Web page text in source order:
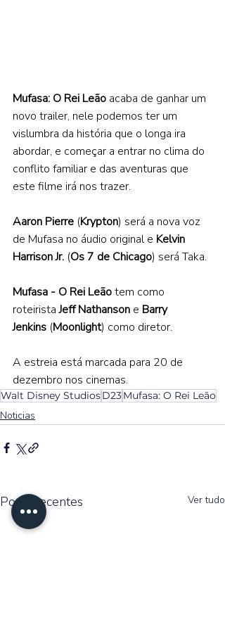
Mufasa: O Rei Leão acaba de ganhar um
novo trailer, nele podemos ter um
vislumbra da história que o longa ira
abordar, e começar a entrar no clima do
conflito familiar e das aventuras que
este filme irá nos trazer.
Aaron Pierre (Krypton) será a nova voz
de Mufasa no áudio original e Kelvin
Harrison Jr. (Os 7 de Chicago) será Taka.
Mufasa - O Rei Leão tem como
roteirista Jeff Nathanson e Barry
Jenkins (Moonlight) como diretor.
A estreia está marcada para 20 de
dezembro nos cinemas.
Walt Disney StudiosD23Mufasa: O Rei Leão
Noticias
Posts recentes Ver tudo